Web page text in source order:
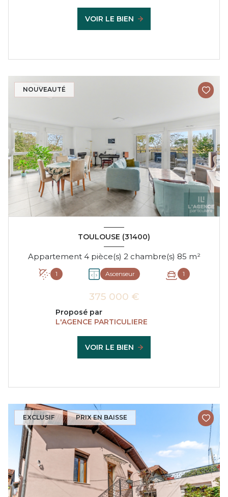
VOIR LE BIEN
NOUVEAUTÉ
TOULOUSE (31400)
Appartement 4 pièce(s) 2 chambre(s) 85 m²
1 Ascenseur 1
375 000 €
Proposé par
L'AGENCE PARTICULIERE
VOIR LE BIEN
EXCLUSIF PRIX EN BAISSE